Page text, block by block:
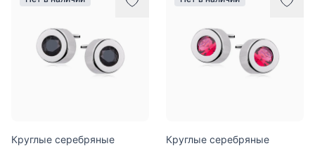
Круглые серебряные
Круглые серебряные